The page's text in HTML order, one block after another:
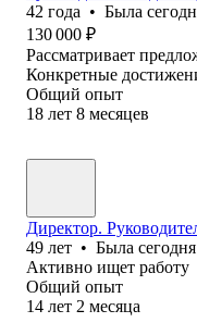
42 года • Была
130 000 ₽
Рассматривает
Конкретные
Общий опыт
18 лет 8 месяцев
Директор.
49 лет • Была сегодня
Активно ищет работу
Общий опыт
14 лет 2 месяца